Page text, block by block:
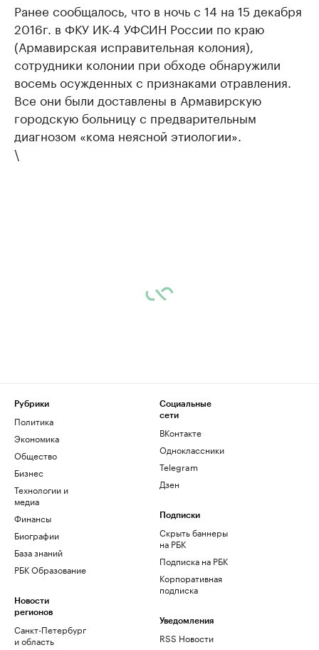
Ранее сообщалось, что в ночь с 14 на 15 декабря
2016г. в ФКУ ИК-4 УФСИН России по краю
(Армавирская исправительная колония),
сотрудники колонии при обходе обнаружили
восемь осужденных с признаками отравления.
Все они были доставлены в Армавирскую
городскую больницу с предварительным
диагнозом «кома неясной этиологии».
\
Рубрики
Политика
Экономика
Общество
Бизнес
Технологии и
медиа
Финансы
Биографии
База знаний
РБК Образование
Новости
регионов
Санкт-Петербург
и область
Социальные
сети
ВКонтакте
Одноклассники
Telegram
Дзен
Подписки
Скрыть баннеры
на РБК
Подписка на РБК
Корпоративная
подписка
Уведомления
RSS Новости